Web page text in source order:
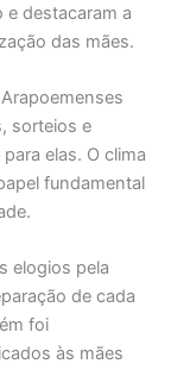
e destacaram a
das mães.
sorteios e
elas. O clima
fundamental
elogios pela
de cada
foi
às mães